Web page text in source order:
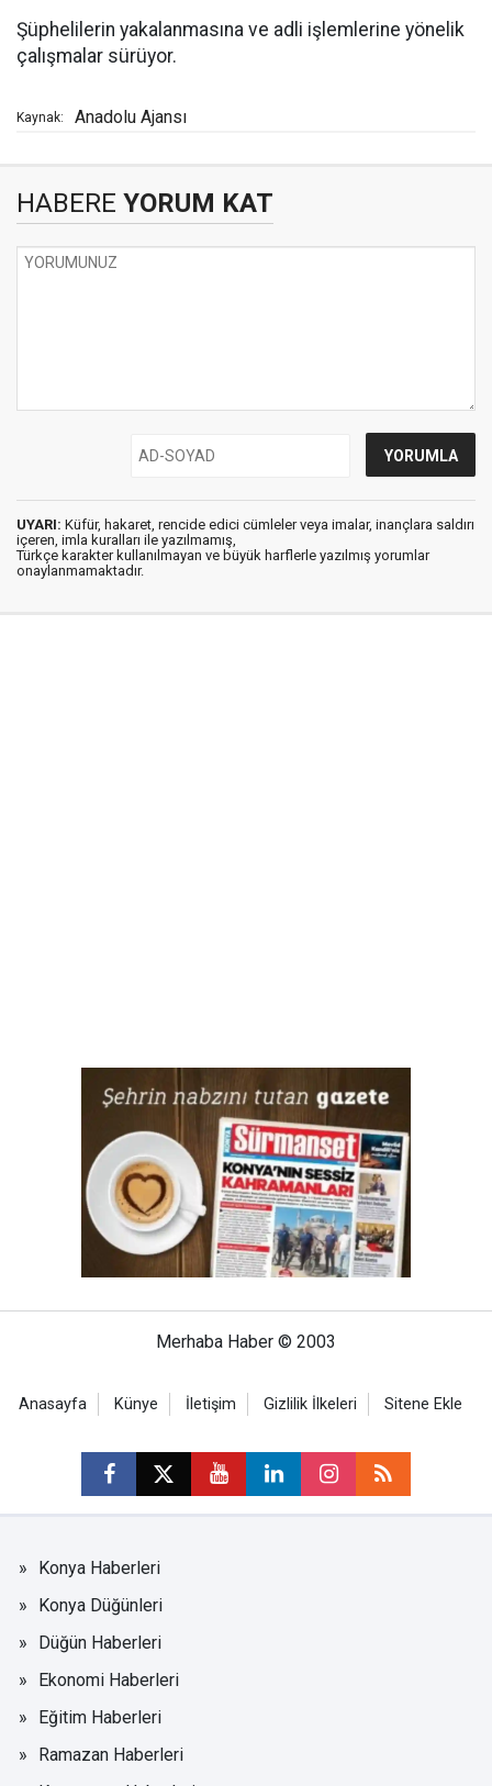
Şüphelilerin yakalanmasına ve adli işlemlerine yönelik
çalışmalar sürüyor.
Kaynak: Anadolu Ajansı
HABERE YORUM KAT
UYARI: Küfür, hakaret, rencide edici cümleler veya imalar, inançlara saldırı
içeren, imla kuralları ile yazılmamış,
Türkçe karakter kullanılmayan ve büyük harflerle yazılmış yorumlar
onaylanmamaktadır.
Merhaba Haber © 2003
Anasayfa Künye İletişim Gizlilik İlkeleri Sitene Ekle
Konya Haberleri
Konya Düğünleri
Düğün Haberleri
Ekonomi Haberleri
Eğitim Haberleri
Ramazan Haberleri